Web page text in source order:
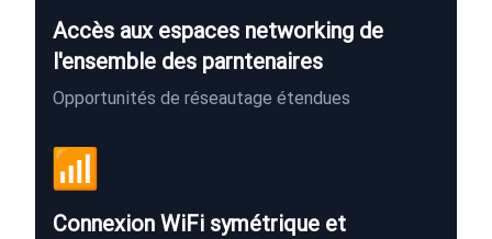
Accès aux espaces networking de
l'ensemble des parntenaires
Opportunités de réseautage étendues
📶
Connexion WiFi symétrique et